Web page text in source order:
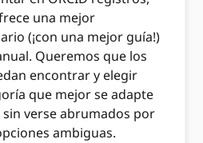
una mejor
(¡con una mejor guía!)
Queremos que los
encontrar y elegir
que mejor se adapte
sin verse abrumados por
ambiguas.